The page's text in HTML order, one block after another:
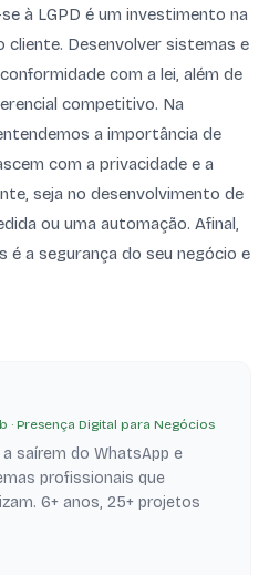
à LGPD é um investimento na
cliente. Desenvolver sistemas e
com a lei, além de
competitivo. Na
a importância de
com a privacidade e a
seja no desenvolvimento de
ou uma automação. Afinal,
é a segurança do seu negócio e
· Presença Digital para Negócios
saírem do WhatsApp e
profissionais que
6+ anos, 25+ projetos